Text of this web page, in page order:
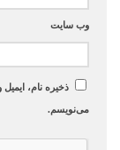
وب‌ سایت
ذخیره نام،
می‌نویسم.